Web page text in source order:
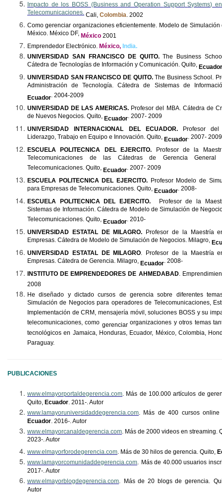
Impacto de los BOSS (Business and Operation Support Systems)
Telecomunicaciones. Cali, Colombia . 2002
Comogerenciar organizaciones eficientemente. Modelo de
México. México DF, México 2001
Emprendedor Electrónico. México, India.
UNIVERSIDAD SAN FRANCISCO DE QUITO.The Business
Cátedra de Tecnologías de Información y Comunicación. Quito, Ecuador
UNIVERSIDAD SAN FRANCISCO DE QUITO. The BusinessSchool .
Administración de Tecnología. Cátedra de Sistemas de
Ecuador. 2004-2009
UNIVERSIDAD DE LAS AMERICAS. Profesor del MBA. Cátedra de
de Nuevos Negocios. Quito, Ecuador. 2007- 2009
UNIVERSIDAD INTERNACIONAL DEL ECUADOR.Profesor del
Liderazgo, Trabajo en Equipo e Innovación. Quito, Ecuador. 2007- 2009
ESCUELA POLITECNICA DEL EJERCITO. Profesorde la
Telecomunicaciones de las Cátedras de Gerencia
Telecomunicaciones. Quito, Ecuador. 2007- 2009
ESCUELA POLITECNICA DEL EJERCITO. Profesor Modelo de
para Empresas de Telecomunicaciones. Quito, Ecuador. 2008-
ESCUELA POLITECNICA DEL EJERCITO. Profesor de la
Sistemas de Información. Cátedra de Modelo de Simulación de
Telecomunicaciones. Quito, Ecuador. 2010-
UNIVERSIDAD ESTATAL DE MILAGRO. Profesor de la Maestría
Empresas. Cátedra de Modelo de Simulación de Negocios. Milagro,
UNIVERSIDAD ESTATAL DE MILAGRO . Profesor de la Maestría
Empresas. Cátedra de Gerencia. Milagro, Ecuador. 2008-
INSTITUTO DE EMPRENDEDORES DE AHMEDABAD.
2008
He diseñado y dictado cursos de gerencia sobre diferentes
Simulación de Negocios para operadores de Telecomunicaciones,
Implementación de CRM, mensajería móvil, soluciones BOSS y su
telecomunicaciones, como gerenciarorganizaciones y otros temas
tecnológicos en Jamaica, Honduras, Ecuador, México, Colombia,
Paraguay.
PUBLICACIONES
www.elmayorportaldegerencia.com Más de 100.000 artículos de
Quito, Ecuador 2011-. Autor
www.lamayoruniversidaddegerencia.com . Más de 400 cursos
Ecuador 2016-. Autor
www.elmayorcanaldegerencia.com Más de 2000 videos en streaming.
2023-. Autor
www.elmayorforodegerencia.com Más de 30 hilos de gerencia. Quito,
www.lamayorcomunidaddegerencia.com
Más de 40.000 usuarios
2017-. Autor
www.elmayorblogdegerencia.com
Más de 20 blogs de gerencia.
Autor